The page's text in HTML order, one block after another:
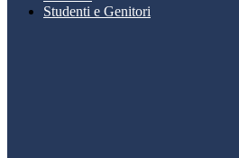
Studenti e Genitori